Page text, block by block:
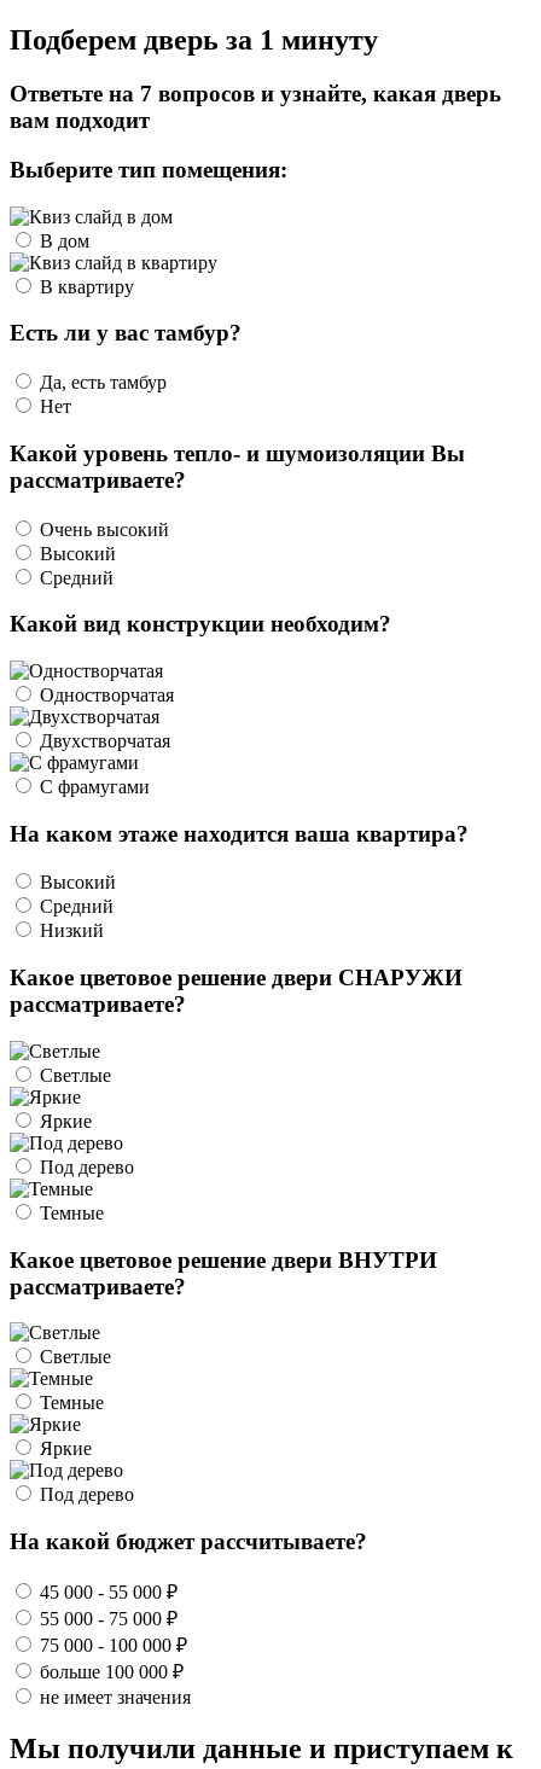
Подберем дверь за 1 минуту
Ответьте на 7 вопросов и узнайте, какая дверь
вам подходит
Выберите тип помещения:
В дом
В квартиру
Есть ли у вас тамбур?
Да, есть тамбур
Нет
Какой уровень тепло- и шумоизоляции Вы
рассматриваете?
Очень высокий
Высокий
Средний
Какой вид конструкции необходим?
Одностворчатая
Двухстворчатая
С фрамугами
На каком этаже находится ваша квартира?
Высокий
Средний
Низкий
Какое цветовое решение двери СНАРУЖИ
рассматриваете?
Светлые
Яркие
Под дерево
Темные
Какое цветовое решение двери ВНУТРИ
рассматриваете?
Светлые
Темные
Яркие
Под дерево
На какой бюджет рассчитываете?
45 000 - 55 000 ₽
55 000 - 75 000 ₽
75 000 - 100 000 ₽
больше 100 000 ₽
не имеет значения
Мы получили данные и приступаем к